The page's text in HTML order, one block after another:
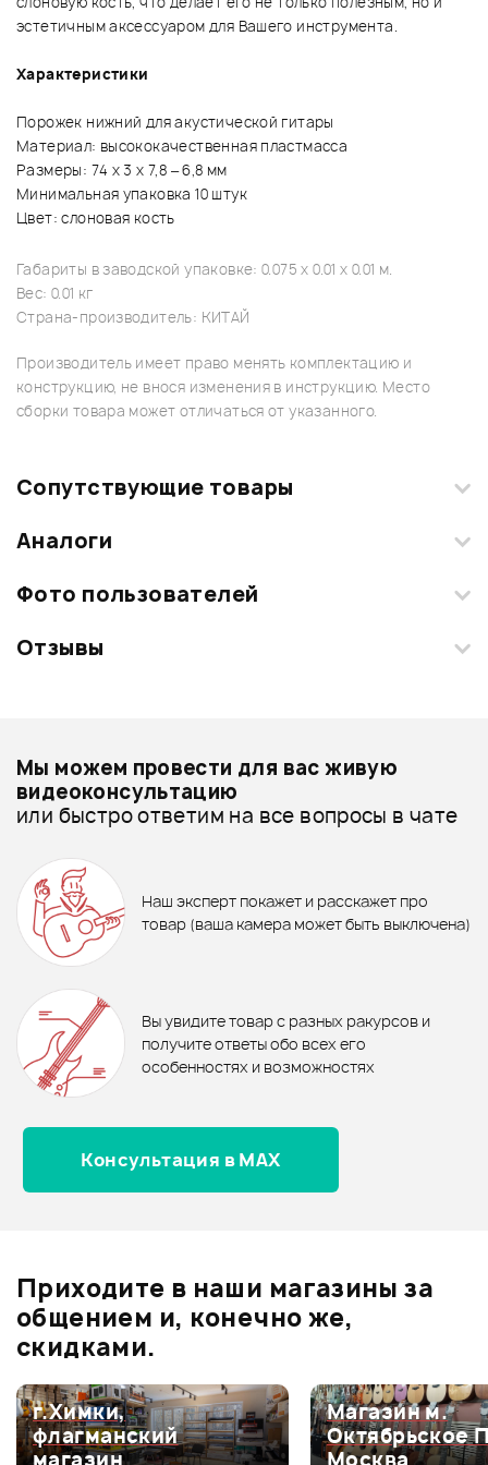
эстетичным аксессуаром для Вашего инструмента.
Характеристики
Порожек нижний для акустической гитары
Материал: высококачественная пластмасса
Размеры: 74 х 3 х 7,8 – 6,8 мм
Минимальная упаковка 10 штук
Цвет: слоновая кость
Габариты в заводской упаковке: 0.075 x 0.01 x 0.01 м.
Вес: 0.01 кг
Страна-производитель: КИТАЙ
Производитель имеет право менять комплектацию и
конструкцию, не внося изменения в инструкцию. Место
сборки товара может отличаться от указанного.
Сопутствующие товары
ХИТ
790 ₽
ТЮНЕР-МЕТРОНОМ FORCE
TM-03
В корзину
Ожидается
Аналоги
15 ₽
Порожек ALICE A026G
В корзину
15 ₽
ПОРОЖЕК ALICE A026C
Фото пользователей
Загрузите свои фотографии купленного товара и получите
Отзывы
Отзывы
0.0
Оценка5
Оценка4
Оценка1
Порожки и седла - дешевле
Порожки и седла - дороже
Порожки и седла - новинки
Мой отзыв о товаре
Мы можем провести для вас живую
видеоконсультацию
или быстро ответим на все вопросы в чате
Наш эксперт покажет и расскажет про
товар (ваша камера может быть выключена)
Вы увидите товар с разных ракурсов и
получите ответы обо всех его
особенностях и возможностях
Консультация в MAX
Приходите в наши магазины за
общением и, конечно же,
скидками.
г.Химки,
флагманский
Магазин м.
Октябрьское